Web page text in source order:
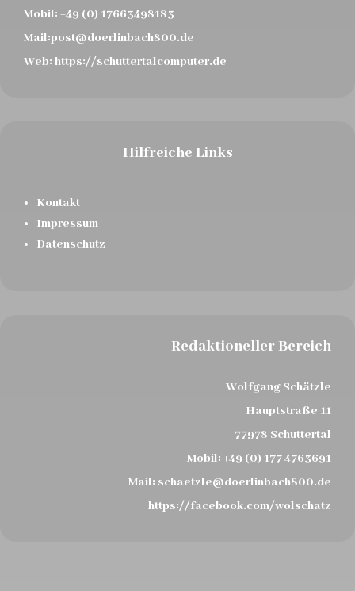
Mobil: +49 (0) 17663498183
Mail:post@doerlinbach800.de
Web: https://schuttertalcomputer.de
Hilfreiche Links
Kontakt
Impressum
Datenschutz
Redaktioneller Bereich
Wolfgang Schätzle
Hauptstraße 11
77978 Schuttertal
Mobil: +49 (0) 177 4763691
Mail: schaetzle@doerlinbach800.de
https://facebook.com/wolschatz